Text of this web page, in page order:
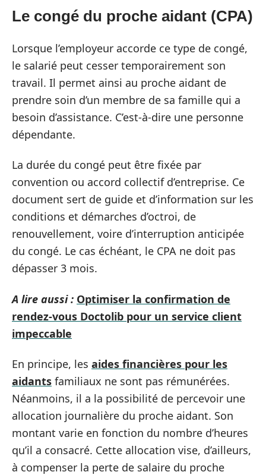
Le congé du proche aidant (CPA)
Lorsque l’employeur accorde ce type de congé,
le salarié peut cesser temporairement son
travail. Il permet ainsi au proche aidant de
prendre soin d’un membre de sa famille qui a
besoin d’assistance. C’est-à-dire une personne
dépendante.
La durée du congé peut être fixée par
convention ou accord collectif d’entreprise. Ce
document sert de guide et d’information sur les
conditions et démarches d’octroi, de
renouvellement, voire d’interruption anticipée
du congé. Le cas échéant, le CPA ne doit pas
dépasser 3 mois.
A lire aussi : Optimiser la confirmation de
rendez-vous Doctolib pour un service client
impeccable
En principe, les aides financières pour les
aidants familiaux ne sont pas rémunérées.
Néanmoins, il a la possibilité de percevoir une
allocation journalière du proche aidant. Son
montant varie en fonction du nombre d’heures
qu’il a consacré. Cette allocation vise, d’ailleurs,
à compenser la perte de salaire du proche